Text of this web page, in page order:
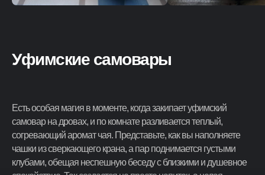
Уфимские самовары
Есть особая магия в моменте, когда закипает уфимский
самовар на дровах, и по комнате разливается теплый,
согревающий аромат чая. Представьте, как вы наполняете
чашки из сверкающего крана, а пар поднимается густыми
клубами, обещая неспешную беседу с близкими и душевное